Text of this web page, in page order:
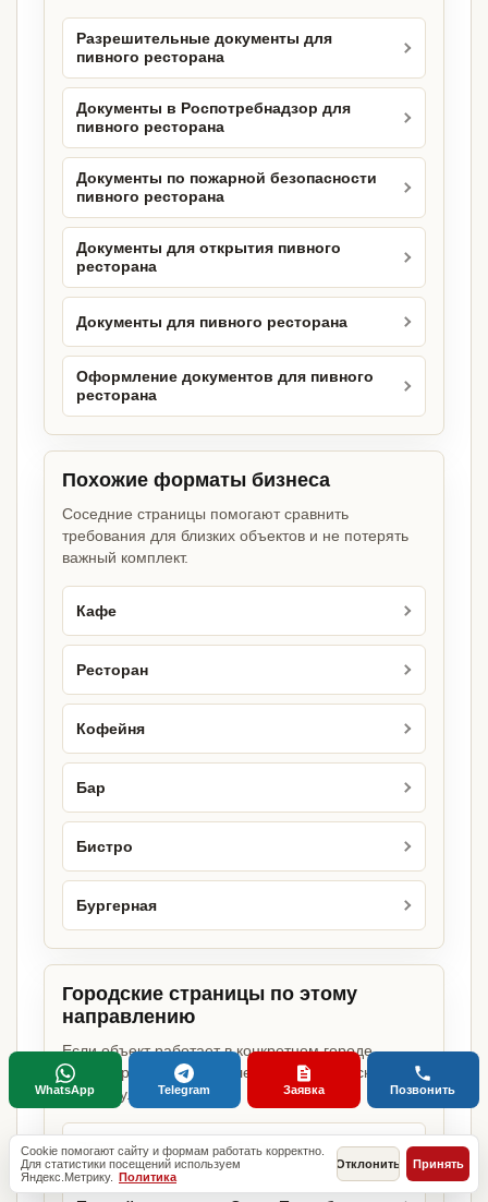
Разрешительные документы для
пивного ресторана
Документы в Роспотребнадзор для
пивного ресторана
Документы по пожарной безопасности
пивного ресторана
Документы для открытия пивного
ресторана
Документы для пивного ресторана
Оформление документов для пивного
ресторана
Похожие форматы бизнеса
Соседние страницы помогают сравнить
требования для близких объектов и не потерять
важный комплект.
Кафе
Ресторан
Кофейня
Бар
Бистро
Бургерная
Городские страницы по этому
направлению
Если объект работает в конкретном городе,
можно сразу открыть релевантную городскую
страницу.
Пивной ресторан в Москве
Cookie помогают сайту и формам работать корректно.
Для статистики посещений используем
Яндекс.Метрику. Политика
Отклонить Принять
WhatsApp Telegram Заявка Позвонить